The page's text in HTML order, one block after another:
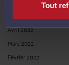
Tout
Avril 2022
Mars 2022
Février 2022